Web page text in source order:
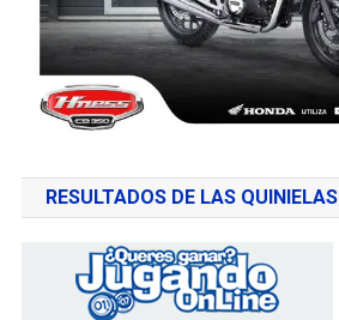
RESULTADOS DE LAS QUINIELAS